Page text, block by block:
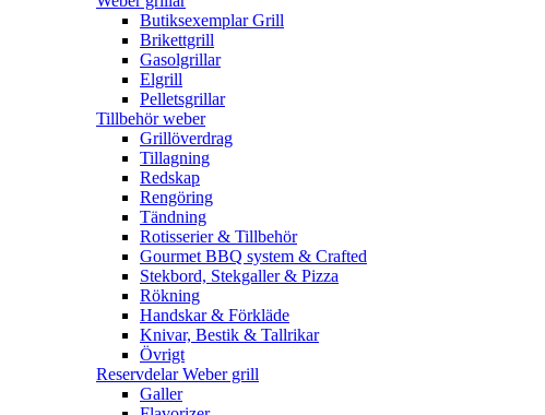
Butiksexemplar Grill
Brikettgrill
Gasolgrillar
Elgrill
Pelletsgrillar
Tillbehör weber
Grillöverdrag
Tillagning
Redskap
Rengöring
Tändning
Rotisserier & Tillbehör
Gourmet BBQ system & Crafted
Stekbord, Stekgaller & Pizza
Rökning
Handskar & Förkläde
Knivar, Bestik & Tallrikar
Övrigt
Reservdelar Weber grill
Galler